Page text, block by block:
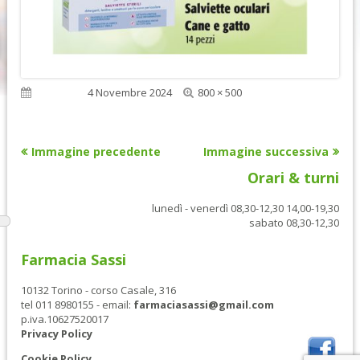
Pubblicato4 Novembre 2024
Dimensione
800 × 500
Immagine precedente Immagine successiva
Orari & turni
lunedì - venerdì 08,30-12,30 14,00-19,30
sabato 08,30-12,30
Farmacia Sassi
10132 Torino - corso Casale, 316
tel 011 8980155 - email: farmaciasassi@gmail.com
p.iva.10627520017
Privacy Policy